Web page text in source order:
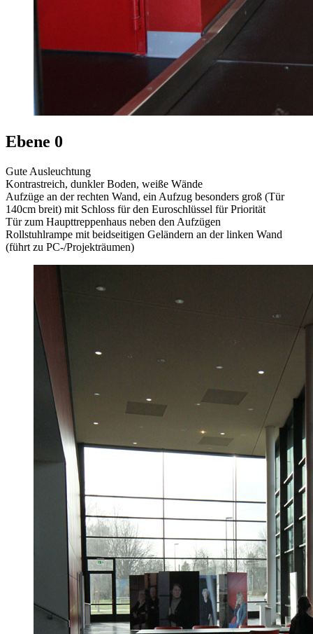
Ebene 0
Gute Ausleuchtung
Kontrastreich, dunkler Boden, weiße Wände
Aufzüge an der rechten Wand, ein Aufzug besonders groß (Tür
140cm breit) mit Schloss für den Euroschlüssel für Priorität
Tür zum Haupttreppenhaus neben den Aufzügen
Rollstuhlrampe mit beidseitigen Geländern an der linken Wand
(führt zu PC-/Projekträumen)